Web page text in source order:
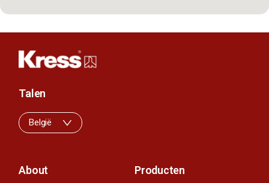
About Producten
Talen
België